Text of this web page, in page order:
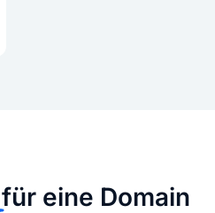
für eine Domain